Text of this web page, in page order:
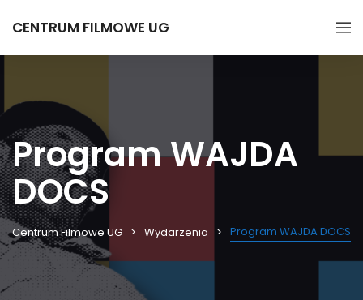
CENTRUM FILMOWE UG
Program WAJDA
DOCS
Centrum Filmowe UG Wydarzenia Program WAJDA DOCS